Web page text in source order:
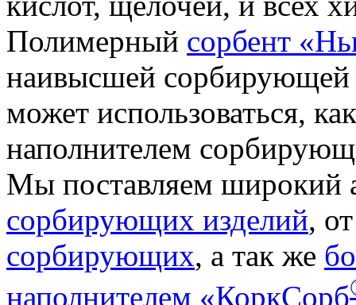
Полимерный сорбент
наивысшей сорбирующей
может использоваться,
наполнителем
Мы поставляем широкий
сорбирующих изделий,
сорбирующих, а так же
наполнителем «КоркСорб